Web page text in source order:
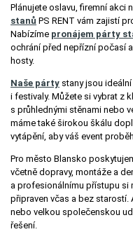
Plánujete oslavu, firemní akci
stanů PS RENT vám zajistí
Nabízíme pronájem párty
ochrání před nepřízní počasí
hosty.
Naše párty stany jsou
i festivaly. Můžete si vybrat z
s průhlednými stěnami nebo
máme také širokou škálu
vytápění, aby váš event
Pro město Blansko
včetně dopravy, montáže a
a profesionálnímu přístupu si
připraven včas a bez
nebo velkou společenskou
řešení.